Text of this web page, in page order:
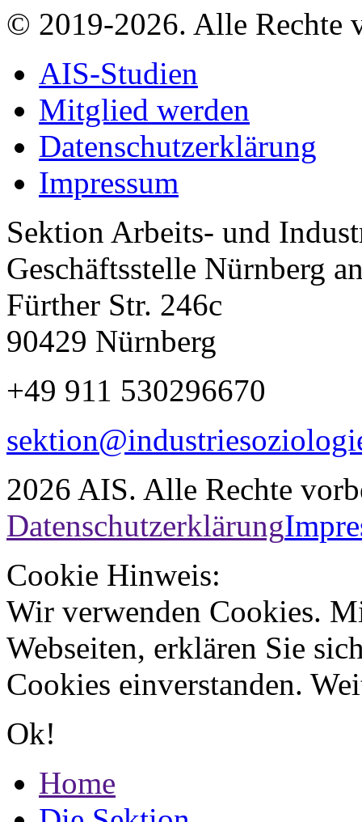
© 2019-2026. Alle Rechte
AIS-Studien
Mitglied werden
Datenschutzerklärung
Impressum
Sektion Arbeits- und
Geschäftsstelle Nürnberg
Fürther Str. 246c
90429 Nürnberg
+49 911 530296670
2026 AIS. Alle Rechte
Datenschutzerklärung
Cookie Hinweis:
Wir verwenden Cookies.
Webseiten, erklären Sie
Cookies einverstanden.
Ok!
Home